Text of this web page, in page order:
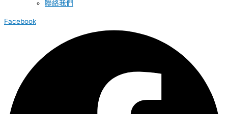
聯絡我們
Facebook